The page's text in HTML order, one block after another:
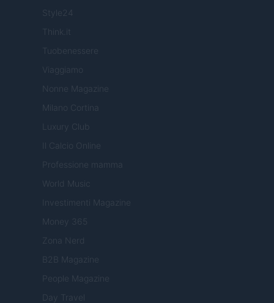
Style24
Think.it
Tuobenessere
Viaggiamo
Nonne Magazine
Milano Cortina
Luxury Club
Il Calcio Online
Professione mamma
World Music
Investimenti Magazine
Money 365
Zona Nerd
B2B Magazine
People Magazine
Day Travel